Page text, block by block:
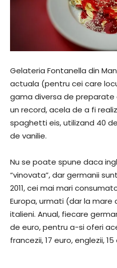
Gelateria Fontanella din
actuala (pentru cei care
gama diversa de
un record, acela de a fi
spaghetti eis, utilizand 40
de vanilie.
Nu se poate spune daca
“vinovata”, dar germanii
2011, cei mai mari
Europa, urmati (dar la
italieni. Anual, fiecare
de euro, pentru a-si oferi
francezii, 17 euro, englezii,